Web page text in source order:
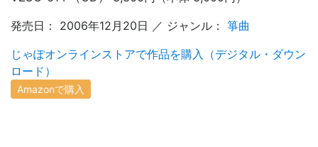
発売日： 2006年12月20日 ／ ジャンル： 箏曲
じゃぽオンラインストアで作品を購入（デジタル・ダウン
ロード）
Amazonで購入